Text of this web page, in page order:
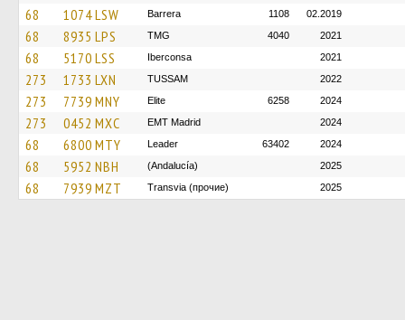
68 1074 LSW Barrera 1108 02.2019
68 8935 LPS TMG 4040 2021
68 5170 LSS Iberconsa 2021
273 1733 LXN TUSSAM 2022
273 7739 MNY Elite 6258 2024
273 0452 MXC EMT Madrid 2024
68 6800 MTY Leader 63402 2024
68 5952 NBH (Andalucía) 2025
68 7939 MZT Transvia (прочие) 2025